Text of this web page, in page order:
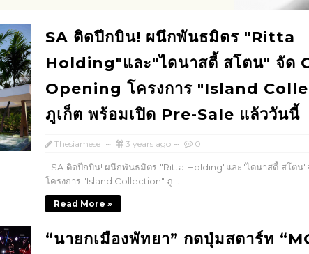
SA ติดปีกบิน! ผนึกพันธมิตร "Ritta
Holding"และ"ไดนาสตี้ สโตน" จัด
Opening โครงการ "Island
ภูเก็ต พร้อมเปิด Pre-Sale แล้ววันนี้
Thesiamese 3 years ago 0
SA ติดปีกบิน! ผนึกพันธมิตร "Ritta Holding"และ"ไดนาสตี้ สโตน
โครงการ "Island Collection" ภู...
Read More »
“นายกเมืองพัทยา” กดปุ่มสตาร์ท